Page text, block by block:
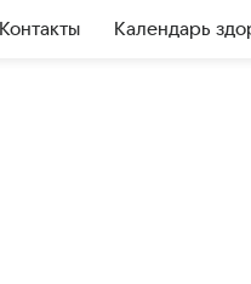
Контакты Календарь